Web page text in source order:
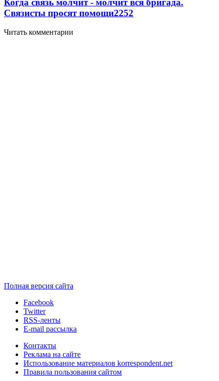
Когда связь молчит - молчит вся бригада.
Связисты просят помощи2252
Читать комментарии
Полная версия сайта
Facebook
Twitter
RSS-ленты
E-mail рассылка
Контакты
Реклама на сайте
Использование материалов korrespondent.net
Правила пользования сайтом